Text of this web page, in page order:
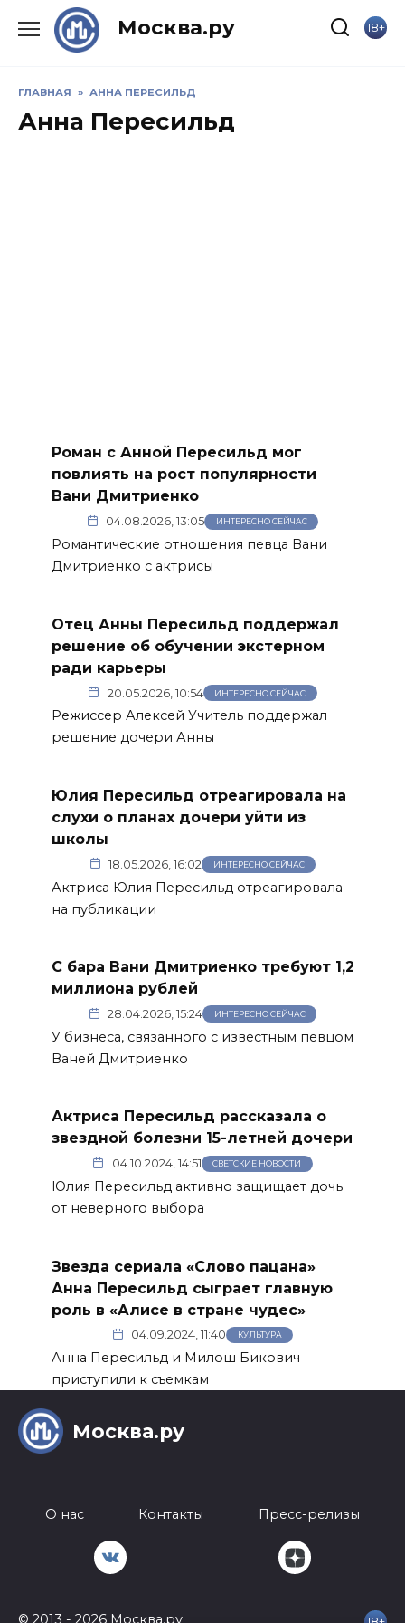
Москва.ру 18+
ГЛАВНАЯ » АННА ПЕРЕСИЛЬД
Анна Пересильд
Роман с Анной Пересильд мог
повлиять на рост популярности
Вани Дмитриенко
04.08.2026, 13:05 ИНТЕРЕСНО СЕЙЧАС
Романтические отношения певца Вани
Дмитриенко с актрисы
Отец Анны Пересильд поддержал
решение об обучении экстерном
ради карьеры
20.05.2026, 10:54 ИНТЕРЕСНО СЕЙЧАС
Режиссер Алексей Учитель поддержал
решение дочери Анны
Юлия Пересильд отреагировала на
слухи о планах дочери уйти из
школы
18.05.2026, 16:02 ИНТЕРЕСНО СЕЙЧАС
Актриса Юлия Пересильд отреагировала
на публикации
С бара Вани Дмитриенко требуют 1,2
миллиона рублей
28.04.2026, 15:24 ИНТЕРЕСНО СЕЙЧАС
У бизнеса, связанного с известным певцом
Ваней Дмитриенко
Актриса Пересильд рассказала о
звездной болезни 15-летней дочери
04.10.2024, 14:51 СВЕТСКИЕ НОВОСТИ
Юлия Пересильд активно защищает дочь
от неверного выбора
Звезда сериала «Слово пацана»
Анна Пересильд сыграет главную
роль в «Алисе в стране чудес»
04.09.2024, 11:40 КУЛЬТУРА
Анна Пересильд и Милош Бикович
приступили к съемкам
Москва.ру
О нас Контакты Пресс-релизы
© 2013 - 2026 Москва.ру